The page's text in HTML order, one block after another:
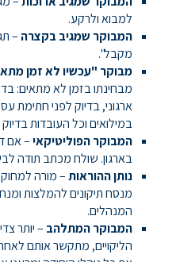
למבוא ולרקע.
המבוקר שמגיב בקצרה –
מקבל".
מבוקר "עכשיו לא זמן
מבחינתו בזמן לא מתאים:
ארגוני, בדיוק לפני חתימת
במילואים וכל העובדות
המבוקר הפוליטיקאי– אם
בארגון. שולח מכתב תודה
נותן ההוראות– מורה
מנסח תיקונים להמלצות
המנהלים.
המבוקר המתלהב – יותר
הליקויים, מתקשר אותם